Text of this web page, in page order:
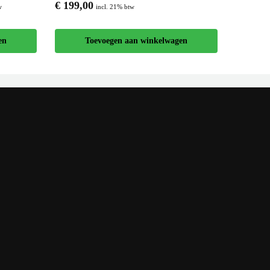
€199,00 incl. 21% btw
Toevoegen aan winkelwagen